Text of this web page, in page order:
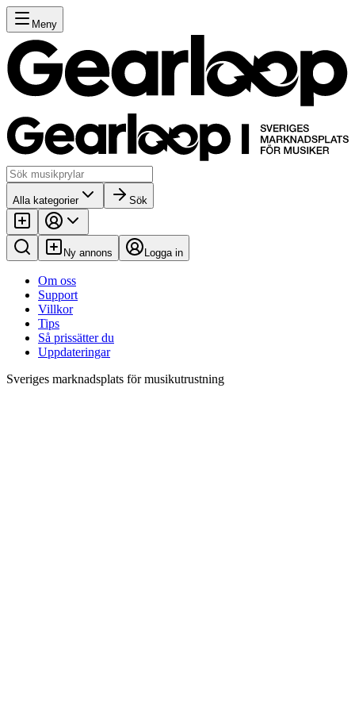
Meny
Alla kategorier Sök
Ny annons Logga in
Om oss
Support
Villkor
Tips
Så prissätter du
Uppdateringar
Sveriges marknadsplats för musikutrustning